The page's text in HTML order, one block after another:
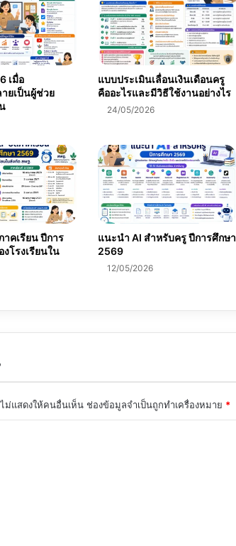
เมื่อ
ายเป็นผู้ช่วย
แบบประเมินเลื่อนเงินเดือนครู
คืออะไรและมีวิธีใช้งานอย่างไร
24/05/2026
คเรียน ปีการ
โรงเรียนใน
แนะนำ AI สำหรับครู ปีการศึกษา
2569
12/05/2026
ม่แสดงให้คนอื่นเห็น ช่องข้อมูลจำเป็นถูกทำเครื่องหมาย *